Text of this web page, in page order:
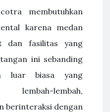
membutuhkan
karena medan
dan fasilitas yang
ini sebanding
luar biasa yang
lembah-lembah,
berinteraksi dengan